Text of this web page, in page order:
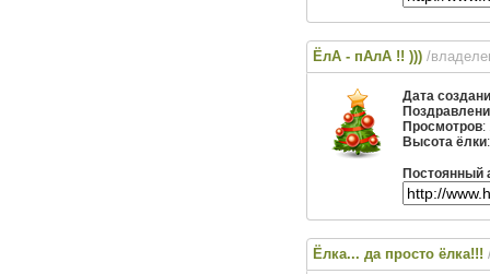
ЁлА - пАлА !! ))) /
Дата
Просмотров:
Высота ёлки
Постоянный
Ёлка... да просто ёлка!!!